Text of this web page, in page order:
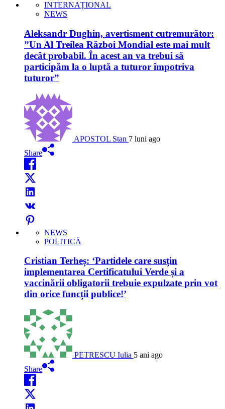
INTERNAȚIONAL
NEWS
Aleksandr Dughin, avertisment cutremurător:
”Un Al Treilea Război Mondial este mai mult
decât probabil. În acest an va trebui să
participăm la o luptă a tuturor împotriva
tuturor”
APOSTOL Stan 7 luni ago
Share
NEWS
POLITICĂ
Cristian Terheș: ‘Partidele care susțin
implementarea Certificatului Verde și a
vaccinării obligatorii trebuie expulzate prin vot
din orice funcții publice!’
PETRESCU Iulia 5 ani ago
Share